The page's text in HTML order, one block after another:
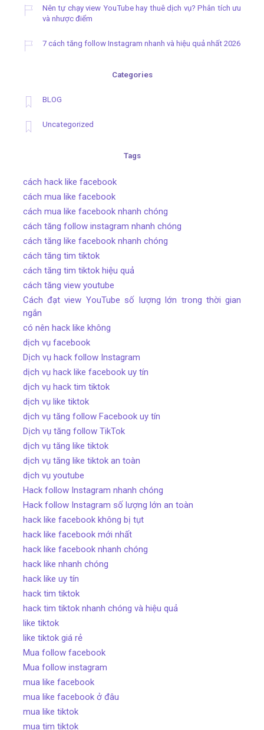
Nên tự chạy view YouTube hay thuê dịch vụ? Phân tích ưu
và nhược điểm
7 cách tăng follow Instagram nhanh và hiệu quả nhất 2026
Categories
BLOG
Uncategorized
Tags
cách hack like facebook
cách mua like facebook
cách mua like facebook nhanh chóng
cách tăng follow instagram nhanh chóng
cách tăng like facebook nhanh chóng
cách tăng tim tiktok
cách tăng tim tiktok hiệu quả
cách tăng view youtube
Cách đạt view YouTube số lượng lớn trong thời gian
ngắn
có nên hack like không
dịch vụ facebook
Dịch vụ hack follow Instagram
dịch vụ hack like facebook uy tín
dịch vụ hack tim tiktok
dịch vụ like tiktok
dịch vụ tăng follow Facebook uy tín
Dịch vụ tăng follow TikTok
dịch vụ tăng like tiktok
dịch vụ tăng like tiktok an toàn
dịch vụ youtube
Hack follow Instagram nhanh chóng
Hack follow Instagram số lượng lớn an toàn
hack like facebook không bị tụt
hack like facebook mới nhất
hack like facebook nhanh chóng
hack like nhanh chóng
hack like uy tín
hack tim tiktok
hack tim tiktok nhanh chóng và hiệu quả
like tiktok
like tiktok giá rẻ
Mua follow facebook
Mua follow instagram
mua like facebook
mua like facebook ở đâu
mua like tiktok
mua tim tiktok